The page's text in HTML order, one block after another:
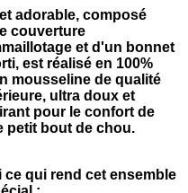
adorable, composé
couverture
et d'un bonnet
est réalisé en 100%
mousseline de qualité
ultra doux et
pour le confort de
petit bout de chou.
ce qui rend cet ensemble